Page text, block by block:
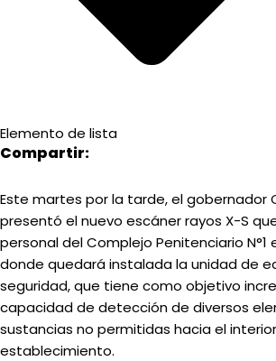
Elemento de lista
Compartir:
Este martes por la tarde, el gobernador
presentó el nuevo escáner rayos X-S
personal del Complejo Penitenciario N°1
donde quedará instalada la unidad de
seguridad, que tiene como objetivo
capacidad de detección de diversos
sustancias no permitidas hacia el
establecimiento.